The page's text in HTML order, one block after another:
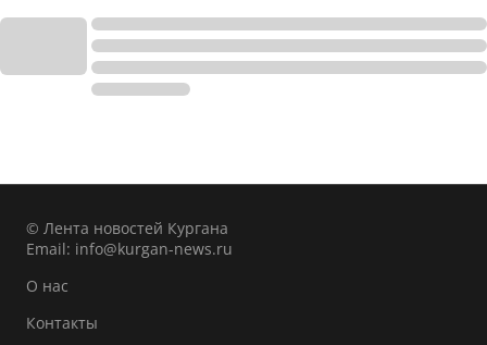
© Лента новостей Кургана
Email: info@kurgan-news.ru
О нас
Контакты